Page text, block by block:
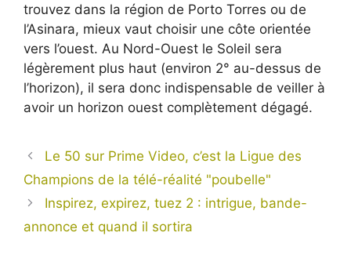
trouvez dans la région de Porto Torres ou de
l’Asinara, mieux vaut choisir une côte orientée
vers l’ouest. Au Nord-Ouest le Soleil sera
légèrement plus haut (environ 2° au-dessus de
l’horizon), il sera donc indispensable de veiller à
avoir un horizon ouest complètement dégagé.
Le 50 sur Prime Video, c’est la Ligue des
Champions de la télé-réalité "poubelle"
Inspirez, expirez, tuez 2 : intrigue, bande-
annonce et quand il sortira